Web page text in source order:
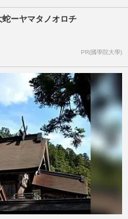
ーヤマタノオロチ
PR(國學院大學)